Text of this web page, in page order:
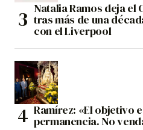
Natalia Ramos deja el
tras más de una
con el Liverpool
Ramírez: «El objetivo
permanencia. No